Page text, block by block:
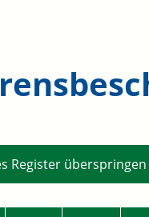
Register überspringen